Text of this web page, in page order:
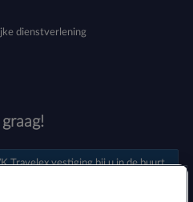
dienstverlening
Travelex vestigingbij u in de buurt.